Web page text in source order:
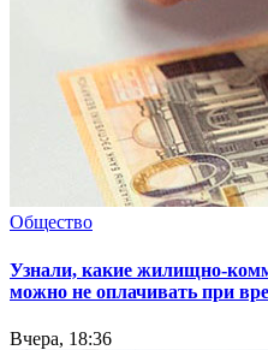
Общество
Узнали, какие жилищно-
можно не оплачивать при
Вчера, 18:36